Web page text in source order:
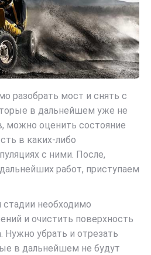
разобрать мост и снять с
в дальнейшем уже не
можно оценить состояние
в каких-либо
с ними. После,
работ, приступаем
стадии необходимо
и очистить поверхность
Нужно убрать и отрезать
в дальнейшем не будут